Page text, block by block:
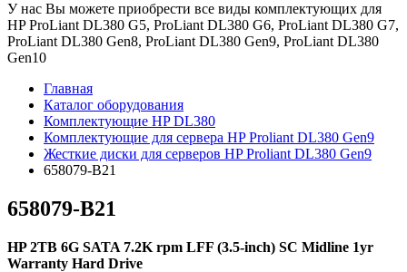
У нас Вы можете приобрести все виды комплектующих для
HP ProLiant DL380 G5, ProLiant DL380 G6, ProLiant DL380 G7,
ProLiant DL380 Gen8, ProLiant DL380 Gen9, ProLiant DL380
Gen10
Главная
Каталог оборудования
Комплектующие HP DL380
Комплектующие для сервера HP Proliant DL380 Gen9
Жесткие диски для серверов HP Proliant DL380 Gen9
658079-B21
658079-B21
HP 2TB 6G SATA 7.2K rpm LFF (3.5-inch) SC Midline 1yr
Warranty Hard Drive